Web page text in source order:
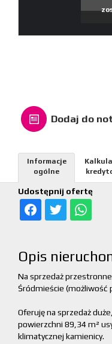
Dodaj do
Udostępnij ofertę
Informacje
ogólne
Opis
Na sprzedaż
Śródmieście (możliwość
Oferuję na sprzedaż
powierzchni 89,34 m²
klimatycznej kamienicy.